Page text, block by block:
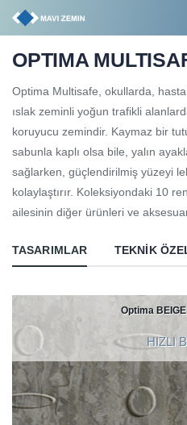
OPTIMA
Optima Multisafe, okullarda,
ıslak zeminli yoğun trafikli
koruyucu zemindir. Kaymaz bir
sabunla kaplı olsa bile, yalın
sağlarken, güçlendirilmiş yüzeyi
kolaylaştırır. Koleksiyondaki 10
ailesinin diğer ürünleri ve
TASARIMLAR TEKNIK
Optima
HIZLI